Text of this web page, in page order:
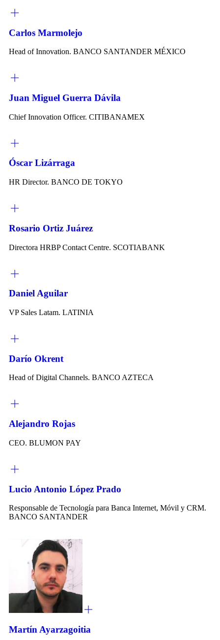
Carlos Marmolejo
Head of Innovation. BANCO SANTANDER MÉXICO
Juan Miguel Guerra Dávila
Chief Innovation Officer. CITIBANAMEX
Óscar Lizárraga
HR Director. BANCO DE TOKYO
Rosario Ortiz Juárez
Directora HRBP Contact Centre. SCOTIABANK
Daniel Aguilar
VP Sales Latam. LATINIA
Darío Okrent
Head of Digital Channels. BANCO AZTECA
Alejandro Rojas
CEO. BLUMON PAY
Lucio Antonio López Prado
Responsable de Tecnología para Banca Internet, Móvil y CRM.
BANCO SANTANDER
Martín Ayarzagoitia